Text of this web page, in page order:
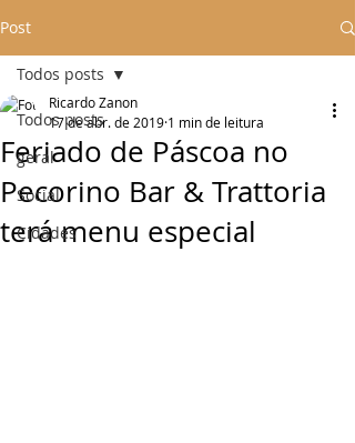
Post
Todos posts
geral
Social
Cidades
Todos posts
Feriado de Páscoa no
Pecorino Bar & Trattoria
terá menu especial
Ricardo Zanon
17 de abr. de 2019 1 min de leitura